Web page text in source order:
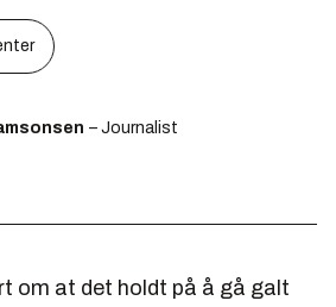
– Journalist
om at det holdt på å gå galt